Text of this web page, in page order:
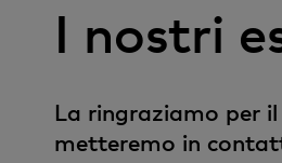
I nostri
La ringraziamo per
metteremo in